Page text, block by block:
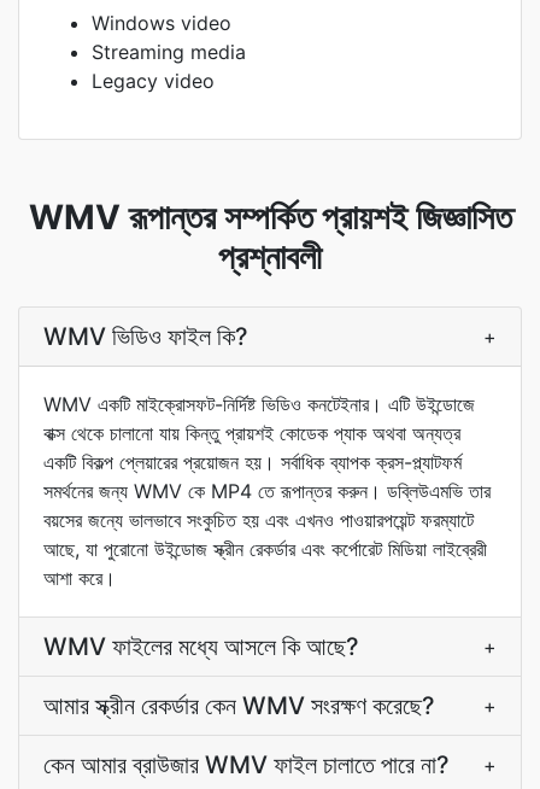
Windows video
Streaming media
Legacy video
WMV রূপান্তর সম্পর্কিত প্রায়শই জিজ্ঞাসিত
প্রশ্নাবলী
WMV ভিডিও ফাইল কি? +
WMV একটি মাইক্রোসফট-নির্দিষ্ট ভিডিও কনটেইনার। এটি উইন্ডোজে
বাক্স থেকে চালানো যায় কিন্তু প্রায়শই কোডেক প্যাক অথবা অন্যত্র
একটি বিকল্প প্লেয়ারের প্রয়োজন হয়। সর্বাধিক ব্যাপক ক্রস-প্ল্যাটফর্ম
সমর্থনের জন্য WMV কে MP4 তে রূপান্তর করুন। ডব্লিউএমভি তার
বয়সের জন্যে ভালভাবে সংকুচিত হয় এবং এখনও পাওয়ারপয়েন্ট ফরম্যাটে
আছে, যা পুরোনো উইন্ডোজ স্ক্রীন রেকর্ডার এবং কর্পোরেট মিডিয়া লাইব্রেরী
আশা করে।
WMV ফাইলের মধ্যে আসলে কি আছে? +
আমার স্ক্রীন রেকর্ডার কেন WMV সংরক্ষণ করেছে? +
কেন আমার ব্রাউজার WMV ফাইল চালাতে পারে না? +